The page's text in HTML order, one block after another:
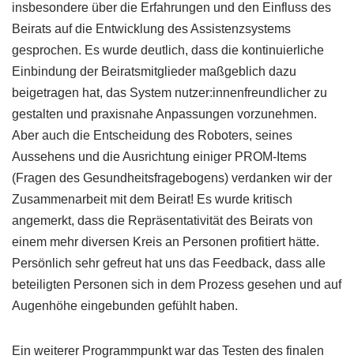
insbesondere über die Erfahrungen und den Einfluss des
Beirats auf die Entwicklung des Assistenzsystems
gesprochen. Es wurde deutlich, dass die kontinuierliche
Einbindung der Beiratsmitglieder maßgeblich dazu
beigetragen hat, das System nutzer:innenfreundlicher zu
gestalten und praxisnahe Anpassungen vorzunehmen.
Aber auch die Entscheidung des Roboters, seines
Aussehens und die Ausrichtung einiger PROM-Items
(Fragen des Gesundheitsfragebogens) verdanken wir der
Zusammenarbeit mit dem Beirat! Es wurde kritisch
angemerkt, dass die Repräsentativität des Beirats von
einem mehr diversen Kreis an Personen profitiert hätte.
Persönlich sehr gefreut hat uns das Feedback, dass alle
beteiligten Personen sich in dem Prozess gesehen und auf
Augenhöhe eingebunden gefühlt haben.
Ein weiterer Programmpunkt war das Testen des finalen